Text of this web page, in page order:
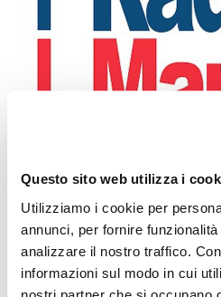
Questo sito web utilizza i
Utilizziamo i cookie per
annunci, per fornire
analizzare il nostro traffico.
informazioni sul modo in cui
Leggi l'articolo